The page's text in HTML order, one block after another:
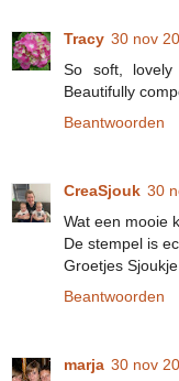
Tracy 30 nov
So soft,
Beautifully
Beantwoorden
CreaSjouk 30
Wat een mooie
De stempel is
Groetjes Sjoukje
Beantwoorden
marja 30 nov